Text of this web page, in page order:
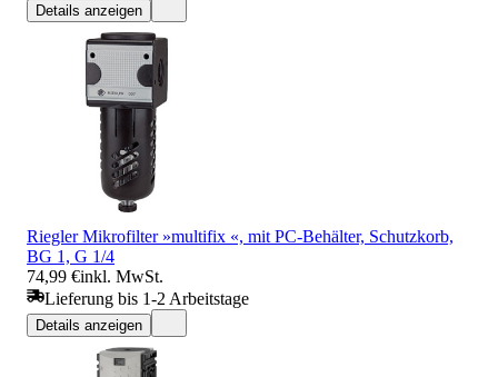
Details anzeigen
Riegler Mikrofilter »multifix «, mit PC-Behälter, Schutzkorb,
BG 1, G 1/4
74,99 €inkl. MwSt.
Lieferung bis 1-2 Arbeitstage
Details anzeigen